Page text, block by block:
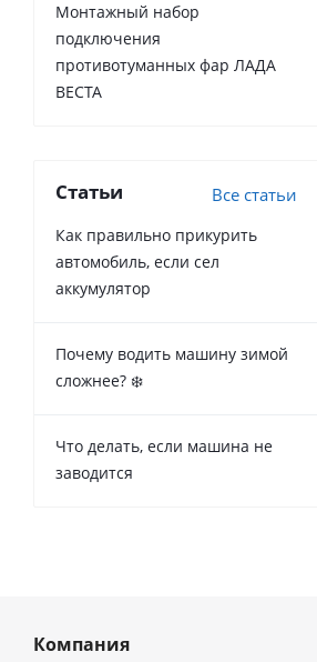
Монтажный набор
подключения
противотуманных фар ЛАДА
ВЕСТА
Статьи Все статьи
Как правильно прикурить
автомобиль, если сел
аккумулятор
Почему водить машину зимой
сложнее? ❄️
Что делать, если машина не
заводится
Компания